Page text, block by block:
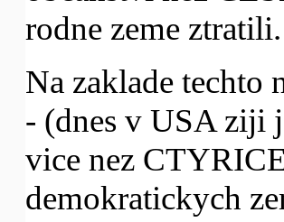
rodne zeme ztratili.
Na zaklade techto
- (dnes v USA ziji
vice nez
demokratickych